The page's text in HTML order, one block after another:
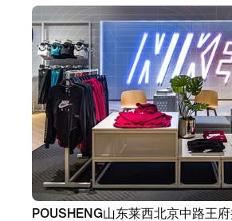
POUSHENG山东莱西北京中路王